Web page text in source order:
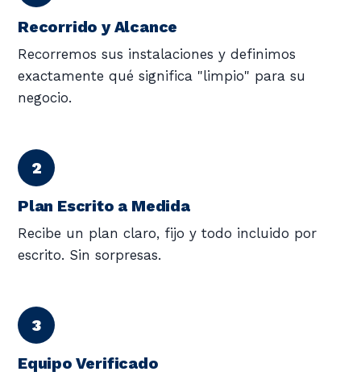
Recorrido y Alcance
Recorremos sus instalaciones y definimos
exactamente qué significa "limpio" para su
negocio.
Plan Escrito a Medida
Recibe un plan claro, fijo y todo incluido por
escrito. Sin sorpresas.
Equipo Verificado